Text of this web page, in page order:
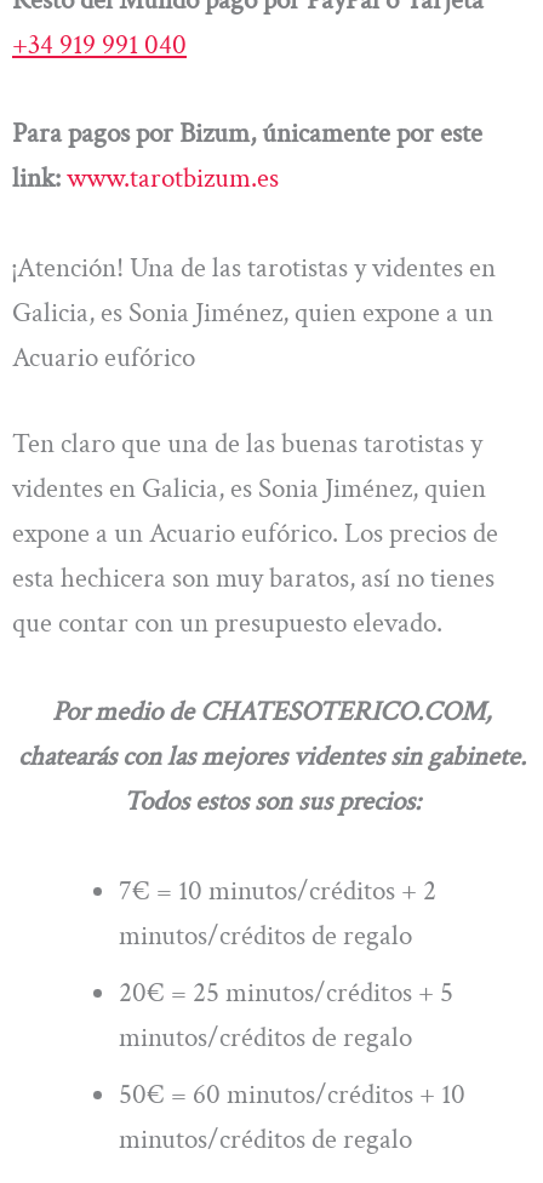
+34 919 991 040
Para pagos por Bizum, únicamente por este
link:www.tarotbizum.es
¡Atención! Una de las tarotistas y videntes en
Galicia, es Sonia Jiménez, quien expone a un
Acuario eufórico
Ten claro que una de las buenas tarotistas y
videntes en Galicia, es Sonia Jiménez, quien
expone a un Acuario eufórico. Los precios de
esta hechicera son muy baratos, así no tienes
que contar con un presupuesto elevado.
Por medio de CHATESOTERICO.COM,
chatearás con las mejores videntes sin gabinete.
Todos estos son sus precios:
7€ = 10 minutos/créditos + 2
minutos/créditos de regalo
20€ = 25 minutos/créditos + 5
minutos/créditos de regalo
50€ = 60 minutos/créditos + 10
minutos/créditos de regalo